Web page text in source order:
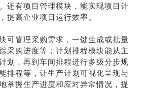
还有项目管理模块，能实现项目计
提高企业项目运行效率。
可管理采购需求，一键生成或批量
采购进度等；计划排程模块能从主
划，再到车间排程进行多级分步规
排程等，让生产计划可视化呈现与
掌握生产进度和应对异常情况，提